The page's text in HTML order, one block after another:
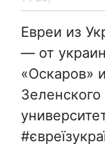
Евреи из
— от
«Оскаров»